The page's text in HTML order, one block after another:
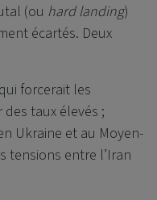
(ou hard landing)
écartés. Deux
forcerait les
taux élevés ;
Ukraine et au Moyen-
tensions entre l’Iran